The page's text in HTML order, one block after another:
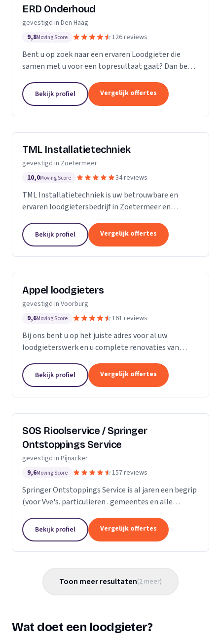
ERD Onderhoud
gevestigd in Den Haag
9,8Moving Score 126 reviews
Bent u op zoek naar een ervaren Loodgieter die
samen met u voor een topresultaat gaat? Dan bent
contact en communicatie staat bij ons centraal....
Bekijk profiel Vergelijk offertes
TML Installatietechniek
gevestigd in Zoetermeer
10,0Moving Score 34 reviews
TML Installatietechniek is uw betrouwbare en
ervaren loodgietersbedrijf in Zoetermeer en
onderscheiden we ons door onze expertise in...
Bekijk profiel Vergelijk offertes
Appel loodgieters
gevestigd in Voorburg
9,6Moving Score 161 reviews
Bij ons bent u op het juiste adres voor al uw
loodgieterswerk en u complete renovaties van
gespecialiseerd in diversen soorten installatie
technische...
Bekijk profiel Vergelijk offertes
SOS Rioolservice / Springer
Ontstoppings Service
gevestigd in Pijnacker
9,6Moving Score 157 reviews
Springer Ontstoppings Service is al jaren een begrip
(voor Vve's. particulieren . gemeentes en alle
gaat om snelle en betrouwbare oplossingen voor...
Bekijk profiel Vergelijk offertes
Toon meer resultaten(2 meer)
Wat doet een loodgieter?